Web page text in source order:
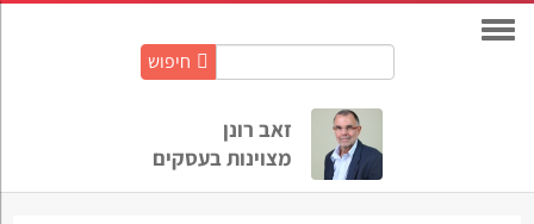
חיפוש
זאב רונן
מצוינות בעסקים